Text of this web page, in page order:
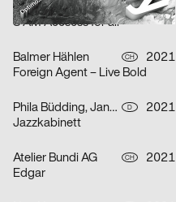
Claudiabasel Grafik & Interaktion CH
2021
S AM Accsess for all
Balmer Hählen CH
2021
Foreign Agent – Live Bold
Phila Büdding, Jana Rzehak D
2021
Jazzkabinett
Atelier Bundi AG CH
2021
Edgar